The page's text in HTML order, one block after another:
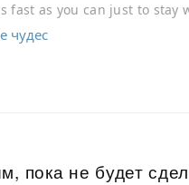
fast as you can just to stay
faster.
чудес
пока не будет